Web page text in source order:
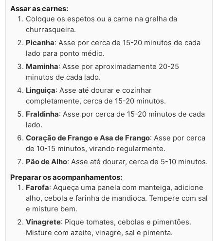
Assar as carnes:
Coloque os espetos ou a carne na grelha da
churrasqueira.
Picanha: Asse por cerca de 15-20 minutos de cada
lado para ponto médio.
Maminha: Asse por aproximadamente 20-25
minutos de cada lado.
Linguiça: Asse até dourar e cozinhar
completamente, cerca de 15-20 minutos.
Fraldinha: Asse por cerca de 15-20 minutos de cada
lado.
Coração de Frango e Asa de Frango: Asse por cerca
de 10-15 minutos, virando regularmente.
Pão de Alho: Asse até dourar, cerca de 5-10 minutos.
Preparar os acompanhamentos:
Farofa: Aqueça uma panela com manteiga, adicione
alho, cebola e farinha de mandioca. Tempere com sal
e misture bem.
Vinagrete: Pique tomates, cebolas e pimentões.
Misture com azeite, vinagre, sal e pimenta.